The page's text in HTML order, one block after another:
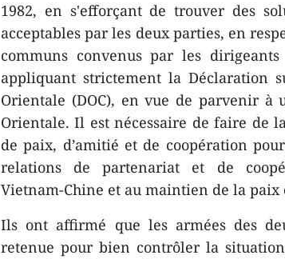
1982, en s'efforçant ​de trouver des
acceptables par les deux parties, en
communs convenus par les
appliquant strictement la Déclaration
Orientale (DOC), en vue de parvenir à
Orientale. Il est nécessaire de faire de
de paix, d’amitié et de coopération
relations de partenariat et de
Vietnam-Chine et au maintien de la
Ils ​ont affirmé que les armées des
retenue pour bien contrôler la